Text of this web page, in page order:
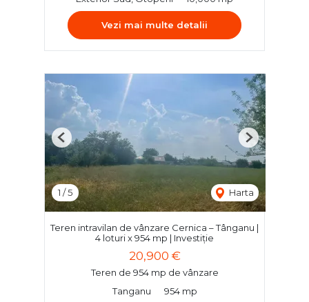
Vezi mai multe detalii
1 /5 Harta
Previous Next
Teren intravilan de vânzare Cernica – Tânganu |
4 loturi x 954 mp | Investiție
20,900 €
Teren de 954 mp de vânzare
Tanganu
954 mp